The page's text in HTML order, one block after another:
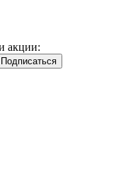
акции: